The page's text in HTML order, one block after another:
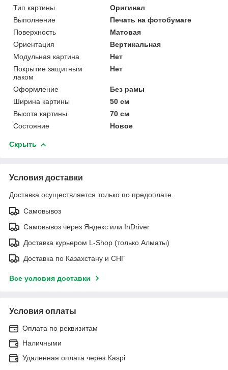
Тип картины
Оригинал
Выполнение
Печать на фотобумаге
Поверхность
Матовая
Ориентация
Вертикальная
Модульная картина
Нет
Покрытие защитным
лаком
Нет
Оформление
Без рамы
Ширина картины
50 см
Высота картины
70 см
Состояние
Новое
Скрыть
Условия доставки
Доставка осуществляется только по предоплате.
Самовывоз
Самовывоз через Яндекс или InDriver
Доставка курьером L-Shop (только Алматы)
Доставка по Казахстану и СНГ
Все условия доставки
Условия оплаты
Оплата по реквизитам
Наличными
Удаленная оплата через Kaspi